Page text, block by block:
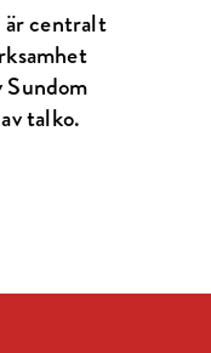
är centralt
Sundom
talko.